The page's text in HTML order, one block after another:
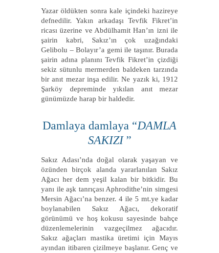
Yazar öldükten sonra kale içindeki hazireye
defnedilir. Yakın arkadaşı Tevfik Fikret’in
ricası üzerine ve Abdülhamit Han’ın izni ile
şairin kabri, Sakız’ın çok uzağındaki
Gelibolu – Bolayır’a gemi ile taşınır. Burada
şairin adına planını Tevfik Fikret’in çizdiği
sekiz sütunlu mermerden baldeken tarzında
bir anıt mezar inşa edilir. Ne yazık ki, 1912
Şarköy depreminde yıkılan anıt mezar
günümüzde harap bir haldedir.
Damlaya damlaya “DAMLA
SAKIZI ”
Sakız Adası’nda doğal olarak yaşayan ve
özünden birçok alanda yararlanılan Sakız
Ağacı her dem yeşil kalan bir bitkidir. Bu
yanı ile aşk tanrıçası Aphrodithe’nin simgesi
Mersin Ağacı’na benzer. 4 ile 5 mt.ye kadar
boylanabilen Sakız Ağacı, dekoratif
görünümü ve hoş kokusu sayesinde bahçe
düzenlemelerinin vazgeçilmez ağacıdır.
Sakız ağaçları mastika üretimi için Mayıs
ayından itibaren çizilmeye başlanır. Genç ve